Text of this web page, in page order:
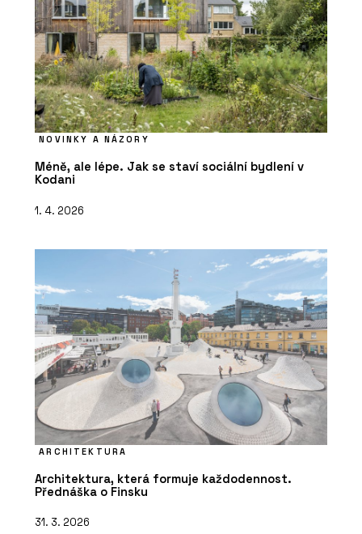
NOVINKY A NÁZORY
Méně, ale lépe. Jak se staví sociální bydlení v
Kodani
1. 4. 2026
ARCHITEKTURA
Architektura, která formuje každodennost.
Přednáška o Finsku
31. 3. 2026